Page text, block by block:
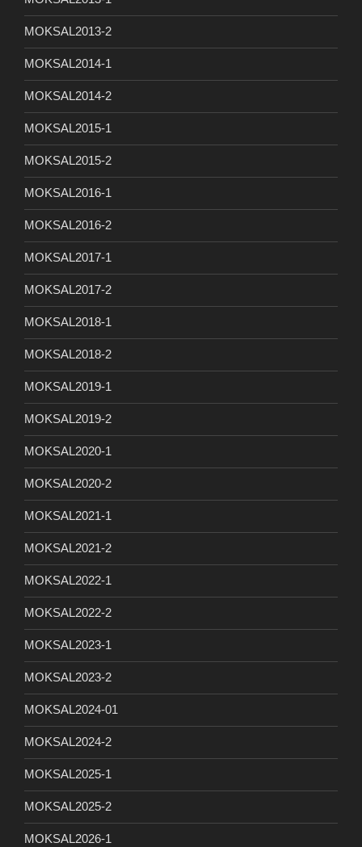
MOKSAL2013-2
MOKSAL2014-1
MOKSAL2014-2
MOKSAL2015-1
MOKSAL2015-2
MOKSAL2016-1
MOKSAL2016-2
MOKSAL2017-1
MOKSAL2017-2
MOKSAL2018-1
MOKSAL2018-2
MOKSAL2019-1
MOKSAL2019-2
MOKSAL2020-1
MOKSAL2020-2
MOKSAL2021-1
MOKSAL2021-2
MOKSAL2022-1
MOKSAL2022-2
MOKSAL2023-1
MOKSAL2023-2
MOKSAL2024-01
MOKSAL2024-2
MOKSAL2025-1
MOKSAL2025-2
MOKSAL2026-1